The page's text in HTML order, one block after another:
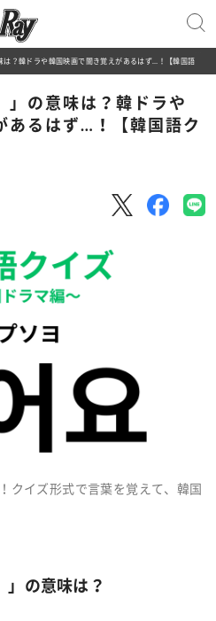
？韓ドラや韓国映画で聞き覚えがあるはず…！【韓国語クイズ】
」の意味は？韓ドラや
あるはず…！【韓国語ク
クイズ形式で言葉を覚えて、韓国
」の意味は？